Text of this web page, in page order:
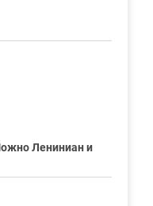
Лениниан и